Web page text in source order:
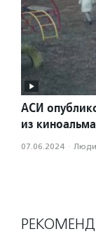
АСИ
из
07.06.2024 · Люди